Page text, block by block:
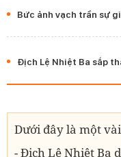
Bức ảnh vạch trần sự
Địch Lệ Nhiệt Ba sắp
Dưới đây là một
- Địch Lệ Nhiệt Ba